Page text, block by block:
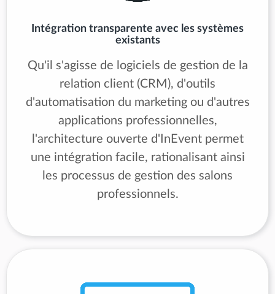
Intégration transparente avec les systèmes
existants
Qu'il s'agisse de logiciels de gestion de la
relation client (CRM), d'outils
d'automatisation du marketing ou d'autres
applications professionnelles,
l'architecture ouverte d'InEvent permet
une intégration facile, rationalisant ainsi
les processus de gestion des salons
professionnels.